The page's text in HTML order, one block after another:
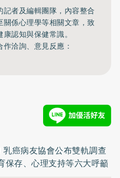
記者及編輯團隊，內容整合
係心理學等相關文章，致
認知與保健常識。
洽詢、意見反應：
癌病友協會公布雙軌調查
保存、心理支持等六大呼籲